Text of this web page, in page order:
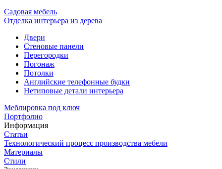
Садовая мебель
Отделка интерьера из дерева
Двери
Cтеновые панели
Перегородки
Погонаж
Потолки
Английские телефонные будки
Нетиповые детали интерьера
Меблировка под ключ
Портфолио
Информация
Статьи
Технологический процесс производства мебели
Материалы
Стили